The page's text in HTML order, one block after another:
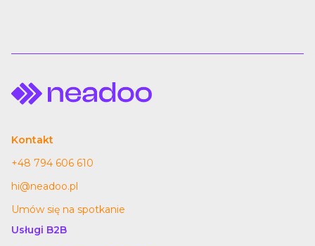
Kontakt
+48 794 606 610
hi@neadoo.pl
Umów się na spotkanie
Usługi B2B